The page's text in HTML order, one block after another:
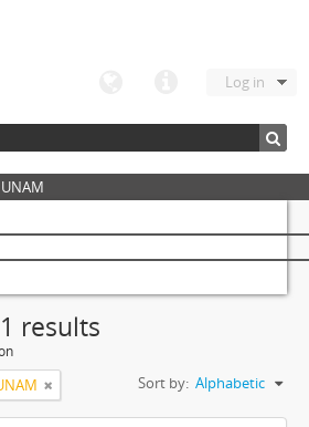
Log in
results
Sort by: Alphabetic